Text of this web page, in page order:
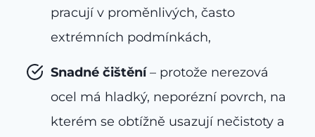
pracují v proměnlivých, často
extrémních podmínkách,
Snadné čištění– protože nerezová
ocel má hladký, neporézní povrch, na
kterém se obtížně usazují nečistoty a